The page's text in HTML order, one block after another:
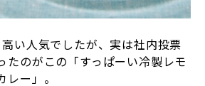
い人気でしたが、実は社内投票
たのがこの「すっぱーい冷製レモ
ー」。